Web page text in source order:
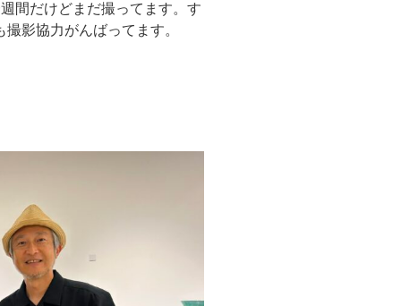
間だけどまだ撮ってます。す
影協力がんばってます。